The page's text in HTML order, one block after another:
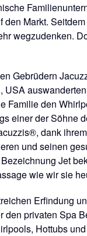
Markt.
wegzudenken.
Gebrüdern
Familie den
einer der Söhne
dank
und seinen
Jet
wie wir sie
Erfindung
privaten Spa
Hottubs